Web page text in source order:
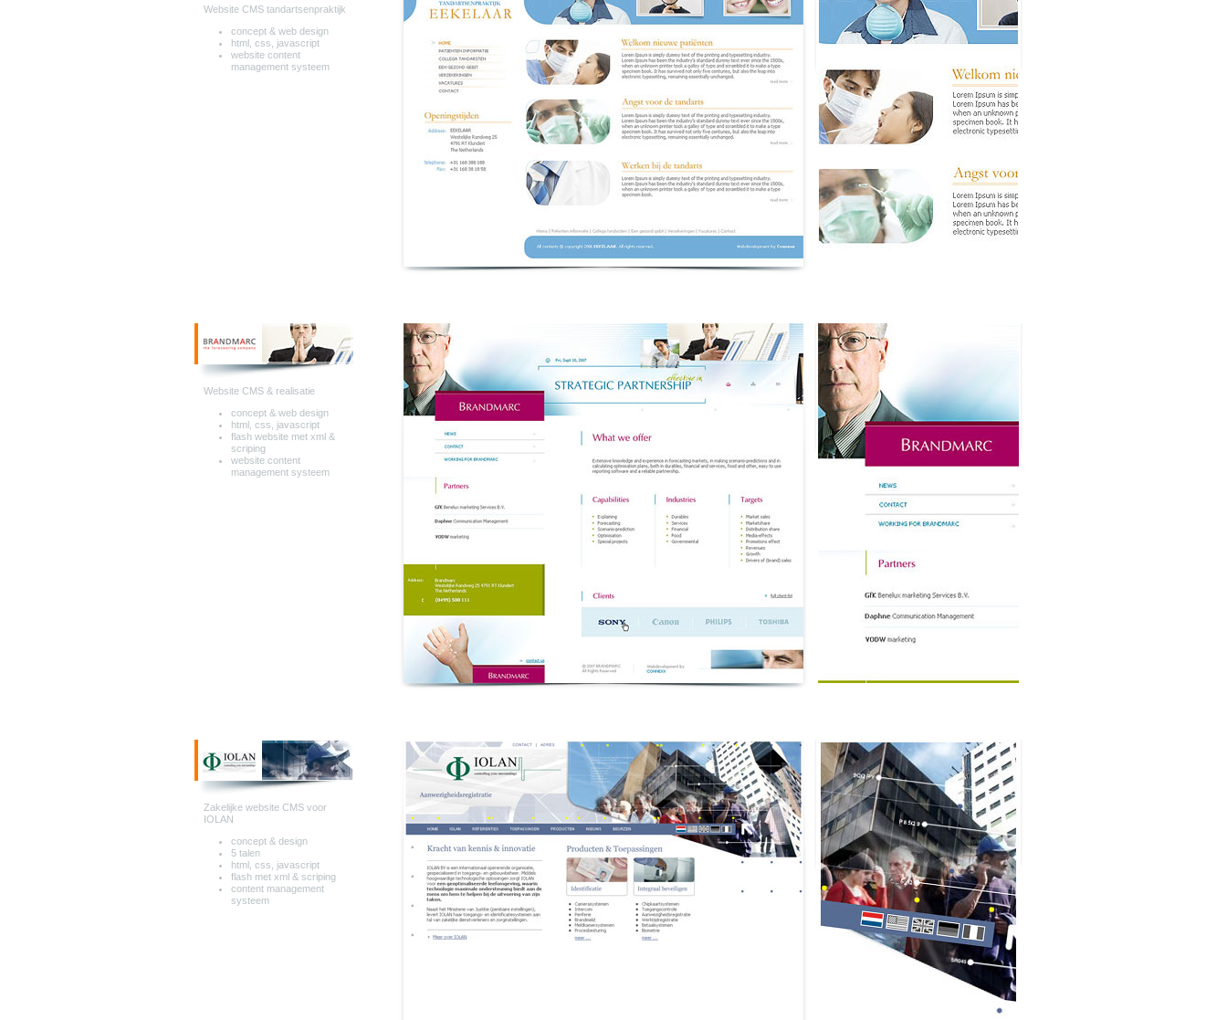
Website CMS tandartsenpraktijk
concept & web design
html, css, javascript
website content
management systeem
Website CMS & realisatie
concept & web design
html, css, javascript
flash website met xml &
scriping
website content
management systeem
Zakelijke website CMS voor
IOLAN
concept & design
5 talen
html, css, javascript
flash met xml & scriping
content management
systeem